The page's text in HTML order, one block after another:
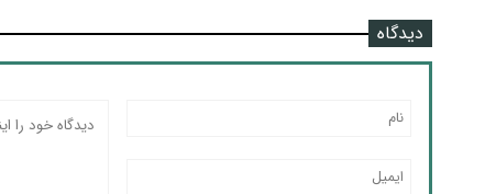
دیدگاه